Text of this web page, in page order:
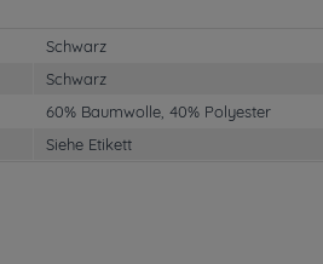
Schwarz
Schwarz
60% Baumwolle, 40% Polyester
Siehe Etikett